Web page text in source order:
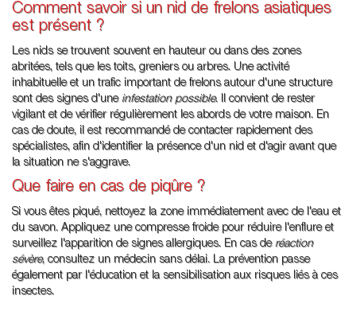
Comment savoir si un nid de frelons asiatiques
est présent ?
Les nids se trouvent souvent en hauteur ou dans des zones
abritées, tels que les toits, greniers ou arbres. Une activité
inhabituelle et un trafic important de frelons autour d'une structure
sont des signes d'une infestation possible. Il convient de rester
vigilant et de vérifier régulièrement les abords de votre maison. En
cas de doute, il est recommandé de contacter rapidement des
spécialistes, afin d'identifier la présence d'un nid et d'agir avant que
la situation ne s'aggrave.
Que faire en cas de piqûre ?
Si vous êtes piqué, nettoyez la zone immédiatement avec de l'eau et
du savon. Appliquez une compresse froide pour réduire l'enflure et
surveillez l'apparition de signes allergiques. En cas de réaction
sévère, consultez un médecin sans délai. La prévention passe
également par l'éducation et la sensibilisation aux risques liés à ces
insectes.